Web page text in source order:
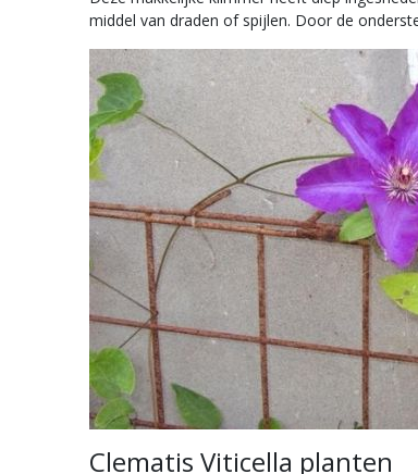
middel van draden of spijlen. Door de
Clematis Viticella planten